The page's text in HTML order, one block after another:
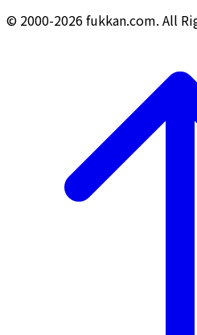
© 2000-2026 fukkan.com. All